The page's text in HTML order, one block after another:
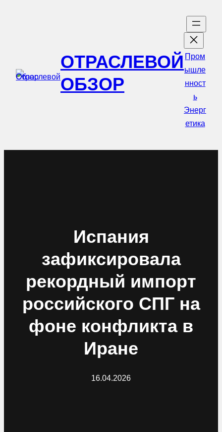
ОТРАСЛЕВОЙ
ОБЗОР
Пром
ышле
нност
ь
Энерг
етика
Испания
зафиксировала
рекордный импорт
российского СПГ на
фоне конфликта в
Иране
16.04.2026